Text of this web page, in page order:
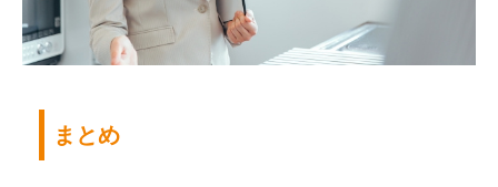
まとめ